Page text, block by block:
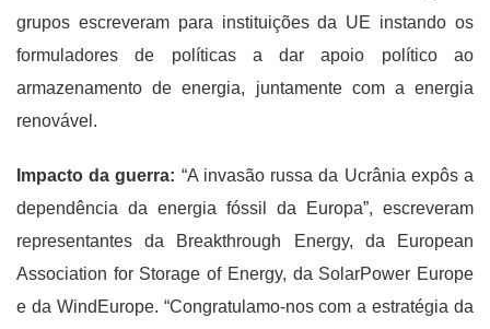
grupos escreveram para instituições da UE instando os
formuladores de políticas a dar apoio político ao
armazenamento de energia, juntamente com a energia
renovável.
Impacto da guerra: “A invasão russa da Ucrânia expôs a
dependência da energia fóssil da Europa”, escreveram
representantes da Breakthrough Energy, da European
Association for Storage of Energy, da SolarPower Europe
e da WindEurope. “Congratulamo-nos com a estratégia da